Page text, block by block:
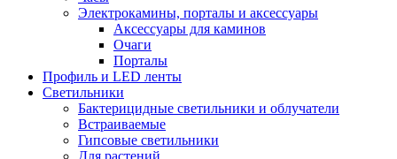
Электрокамины, порталы и аксессуары
Аксессуары для каминов
Очаги
Порталы
Профиль и LED ленты
Светильники
Бактерицидные светильники и облучатели
Встраиваемые
Гипсовые светильники
Для растений